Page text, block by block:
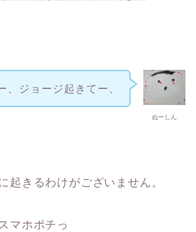
ぬーしん
、ジョージ起きてー、
起きるわけがございません。
マホポチっ